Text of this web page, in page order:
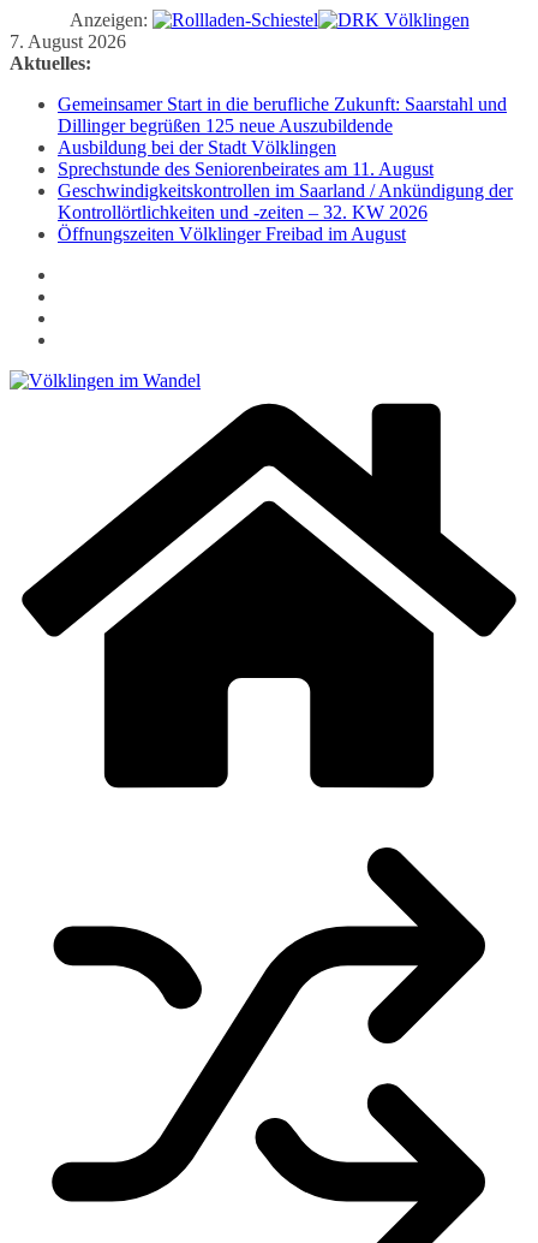
Anzeigen:
Zum
Inhalt
7. August 2026
Aktuelles:
Gemeinsamer Start in die berufliche Zukunft: Saarstahl und
Dillinger begrüßen 125 neue Auszubildende
Ausbildung bei der Stadt Völklingen
Sprechstunde des Seniorenbeirates am 11. August
Geschwindigkeitskontrollen im Saarland / Ankündigung der
Kontrollörtlichkeiten und -zeiten – 32. KW 2026
Öffnungszeiten Völklinger Freibad im August